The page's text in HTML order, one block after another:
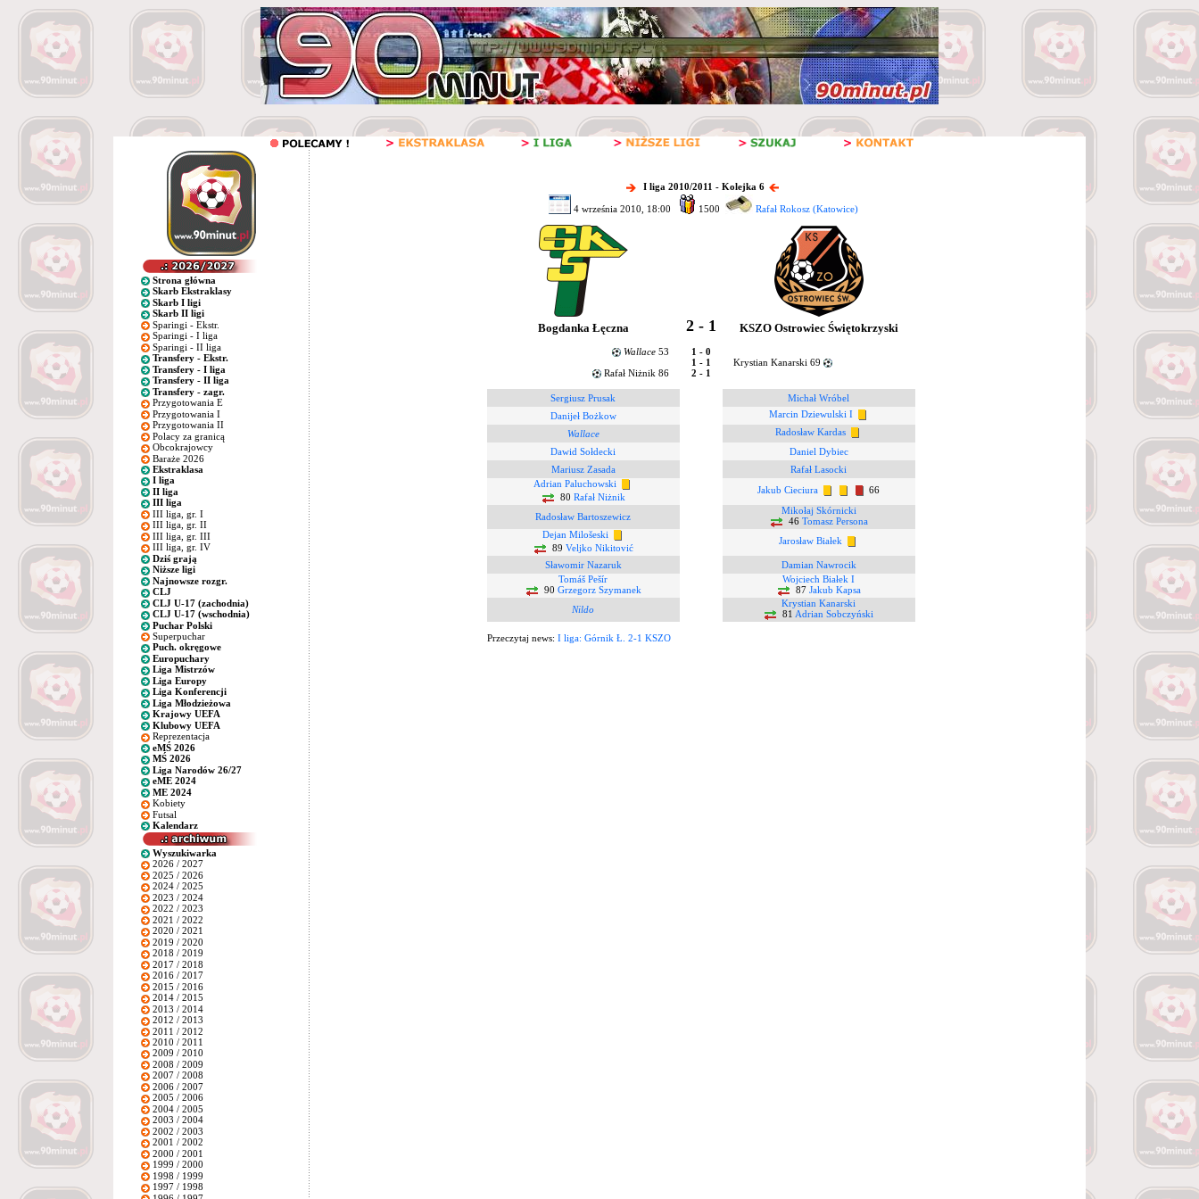
Strona główna
Skarb Ekstraklasy
Skarb I ligi
Skarb II ligi
Sparingi - Ekstr.
Sparingi - I liga
Sparingi - II liga
Transfery - Ekstr.
Transfery - I liga
Transfery - II liga
Transfery - zagr.
Przygotowania E
Przygotowania I
Przygotowania II
Polacy za granicą
Obcokrajowcy
Baraże 2026
Ekstraklasa
I liga
II liga
III liga
III liga, gr. I
III liga, gr. II
III liga, gr. III
III liga, gr. IV
Dziś grają
Niższe ligi
Najnowsze rozgr.
CLJ
CLJ U-17 (zachodnia)
CLJ U-17 (wschodnia)
Puchar Polski
Superpuchar
Puch. okręgowe
Europuchary
Liga Mistrzów
Liga Europy
Liga Konferencji
Liga Młodzieżowa
Krajowy UEFA
Klubowy UEFA
Reprezentacja
eMŚ 2026
MŚ 2026
Liga Narodów 26/27
eME 2024
ME 2024
Kobiety
Futsal
Kalendarz
Wyszukiwarka
2026 / 2027
2025 / 2026
2024 / 2025
2023 / 2024
2022 / 2023
2021 / 2022
2020 / 2021
2019 / 2020
2018 / 2019
2017 / 2018
2016 / 2017
2015 / 2016
2014 / 2015
2013 / 2014
2012 / 2013
2011 / 2012
2010 / 2011
2009 / 2010
2008 / 2009
2007 / 2008
2006 / 2007
2005 / 2006
2004 / 2005
2003 / 2004
2002 / 2003
2001 / 2002
2000 / 2001
1999 / 2000
1998 / 1999
1997 / 1998
I liga 2010/2011 - Kolejka 6
4 września 2010, 18:00 1500 Rafał Rokosz (Katowice)
Bogdanka Łęczna 2 - 1 KSZO Ostrowiec Świętokrzyski
Wallace53
1 - 0
1 - 1
Krystian Kanarski 69
Rafał Niżnik 86
2 - 1
Sergiusz Prusak
Michał Wróbel
Danijeł Bożkow
Marcin Dziewulski I
Wallace
Radosław Kardas
Dawid Sołdecki
Daniel Dybiec
Mariusz Zasada
Rafał Lasocki
Adrian Paluchowski
80 Rafał Niżnik
Jakub Cieciura 66
Radosław Bartoszewicz
Mikołaj Skórnicki
46 Tomasz Persona
Dejan Milošeski
89 Veljko Nikitović
Jarosław Białek
Sławomir Nazaruk
Damian Nawrocik
Tomáš Pešír
90 Grzegorz Szymanek
Wojciech Białek I
87 Jakub Kapsa
Nildo
Krystian Kanarski
81 Adrian Sobczyński
Przeczytaj news: I liga: Górnik Ł. 2-1 KSZO